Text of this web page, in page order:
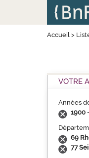
Accueil>
VOTRE
Années
1900
69
77
Panneau de gestion des